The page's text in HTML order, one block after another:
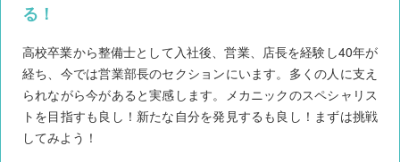
る！
高校卒業から整備士として入社後、営業、店長を経験し40年が
経ち、今では営業部長のセクションにいます。多くの人に支え
られながら今があると実感します。メカニックのスペシャリス
トを目指すも良し！新たな自分を発見するも良し！まずは挑戦
してみよう！